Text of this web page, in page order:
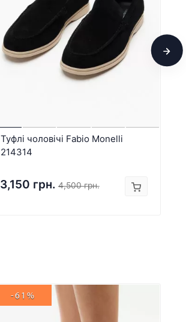
Туфлі чоловічі Fabio Monelli
214314
3,150 грн. 4,500 грн.
-61%